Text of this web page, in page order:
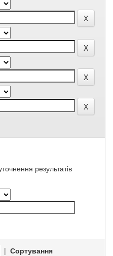
результатів
| Сортування